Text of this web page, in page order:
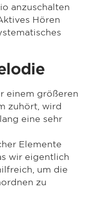
anzuschalten
Hören
einem größeren
zuhört, wird
eine sehr
Elemente
wir eigentlich
um die
zu